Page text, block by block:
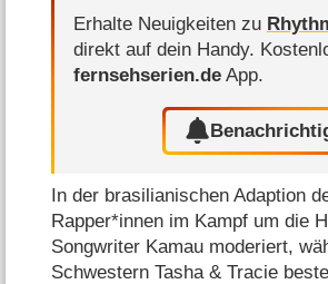
Erhalte Neuigkeiten zu
direkt auf dein Handy.
fernsehserien.de App.
In der brasilianischen Adaption
Rapper*innen im Kampf um die
Songwriter Kamau moderiert,
Schwestern Tasha & Tracie